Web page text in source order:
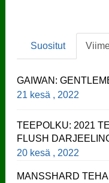
Suositut
GAIWAN:
21 kesä , 2022
TEEPOLKU: 2021
FLUSH
20 kesä , 2022
MANSSHARD